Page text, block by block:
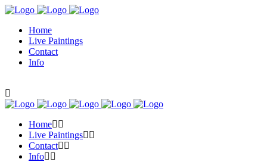
Home
Live Paintings
Contact
Info
Home
Live Paintings
Contact
Info